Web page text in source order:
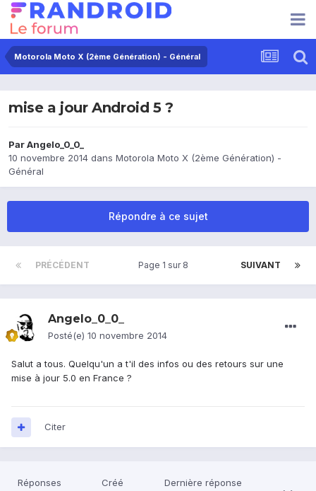
Motorola Moto X (2ème Génération) - Général
mise a jour Android 5 ?
ParAngelo_0_0_
10 novembre 2014 dans Motorola Moto X (2ème Génération) -
Général
Répondre à ce sujet
PRÉCÉDENT SUIVANT
Page 1 sur 8
Angelo_0_0_
Posté(e) 10 novembre 2014
Salut a tous. Quelqu'un a t'il des infos ou des retours sur une
mise à jour 5.0 en France ?
Citer
Réponses Créé Dernière réponse